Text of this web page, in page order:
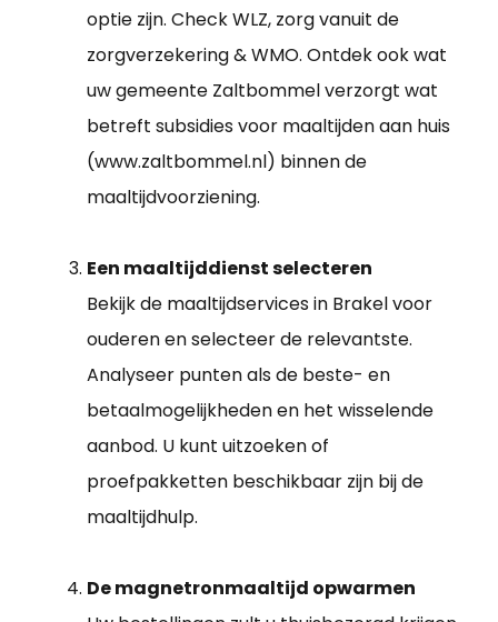
optie zijn. Check WLZ, zorg vanuit de
zorgverzekering & WMO. Ontdek ook wat
uw gemeente Zaltbommel verzorgt wat
betreft subsidies voor maaltijden aan huis
(www.zaltbommel.nl) binnen de
maaltijdvoorziening.
Een maaltijddienst selecteren
Bekijk de maaltijdservices in Brakel voor
ouderen en selecteer de relevantste.
Analyseer punten als de beste- en
betaalmogelijkheden en het wisselende
aanbod. U kunt uitzoeken of
proefpakketten beschikbaar zijn bij de
maaltijdhulp.
De magnetronmaaltijd opwarmen